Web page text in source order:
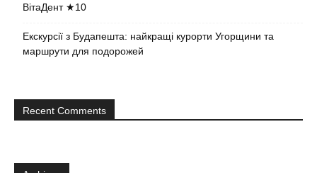
ВітаДент ★10
Екскурсії з Будапешта: найкращі курорти Угорщини та
маршрути для подорожей
Recent Comments